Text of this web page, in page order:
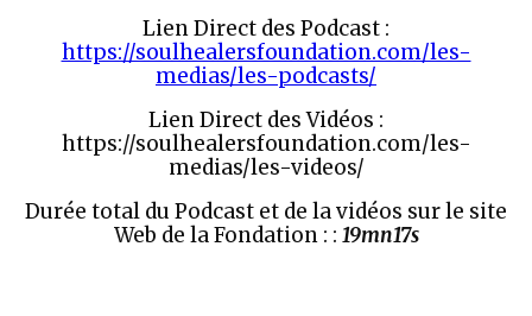
Lien Direct des Podcast :
https://soulhealersfoundation.com/les-
medias/les-podcasts/
Lien Direct des Vidéos :
https://soulhealersfoundation.com/les-
medias/les-videos/
Durée total du Podcast et de la vidéos sur le site
Web de la Fondation : : 19mn17s